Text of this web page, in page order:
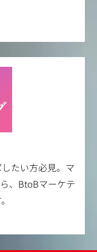
たい方必見。マ
、BtoBマーケテ